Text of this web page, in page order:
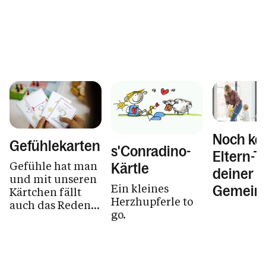
Gefühlekarten
Gefühle hat man
und mit unseren
Kärtchen fällt
auch das Reden
s'Conradino-
Kärtle
Ein kleines
Herzhupferle to
go.
Noch
Eltern-
deiner